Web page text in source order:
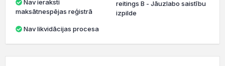
maksātnespējas reģistrā
Nav likvidācijas procesa
reitings B - Jāuzlabo saistību
izpilde